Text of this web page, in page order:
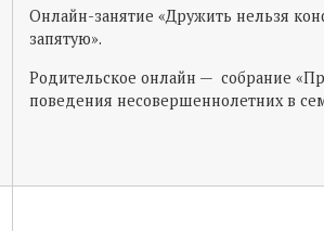
Онлайн-занятие «Дружить нельзя
запятую».
Родительское онлайн — собрание
поведения несовершеннолетних в